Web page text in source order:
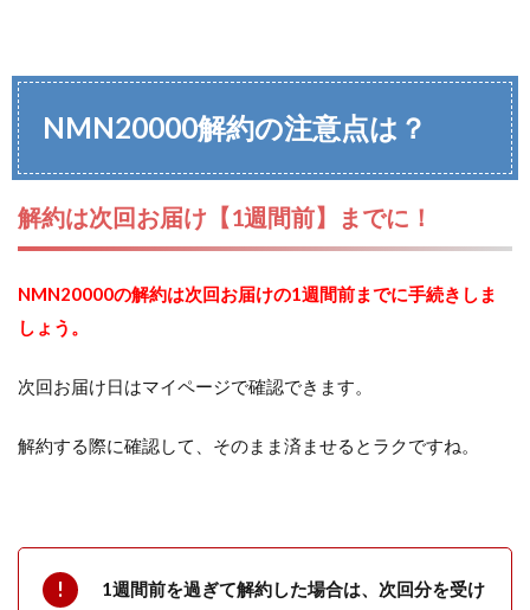
NMN20000解約の注意点は？
解約は次回お届け【1週間前】までに！
NMN20000の解約は次回お届けの1週間前までに手続きしま
しょう。
次回お届け日はマイページで確認できます。
解約する際に確認して、そのまま済ませるとラクですね。
1週間前を過ぎて解約した場合は、次回分を受け